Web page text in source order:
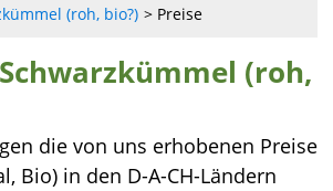
(roh, bio?) Preise
(roh,
die von uns erhobenen Preise
Bio) in den D-A-CH-Ländern